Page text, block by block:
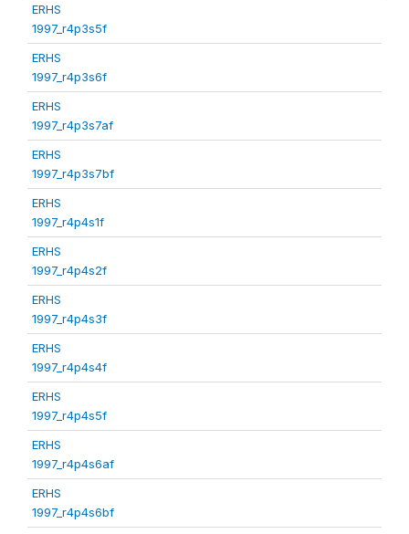
ERHS
1997_r4p3s5f
ERHS
1997_r4p3s6f
ERHS
1997_r4p3s7af
ERHS
1997_r4p3s7bf
ERHS
1997_r4p4s1f
ERHS
1997_r4p4s2f
ERHS
1997_r4p4s3f
ERHS
1997_r4p4s4f
ERHS
1997_r4p4s5f
ERHS
1997_r4p4s6af
ERHS
1997_r4p4s6bf